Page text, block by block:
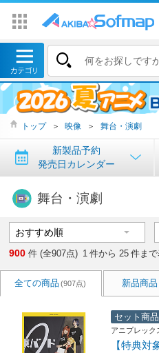
トップ ＞ 映像 ＞ 舞台・演劇
新製品予約
発売日カレンダー
舞台・演劇
900 件 (全907点) 1 件から 25 件ま
全ての商品 (907点) 新品商品
セット商品
アニプレック
【特典対